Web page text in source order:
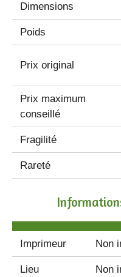
Dimensions
Poids
Prix original
Prix maximum
conseillé
Fragilité
Rareté
Imprimeur Non
Lieu
Non